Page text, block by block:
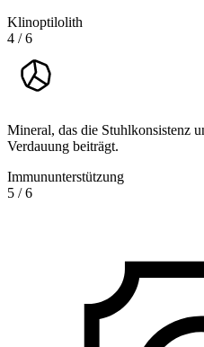
Klinoptilolith
4 /6
Mineral, das die Stuhlkonsistenz
Verdauung beiträgt.
Immununterstützung
5 /6